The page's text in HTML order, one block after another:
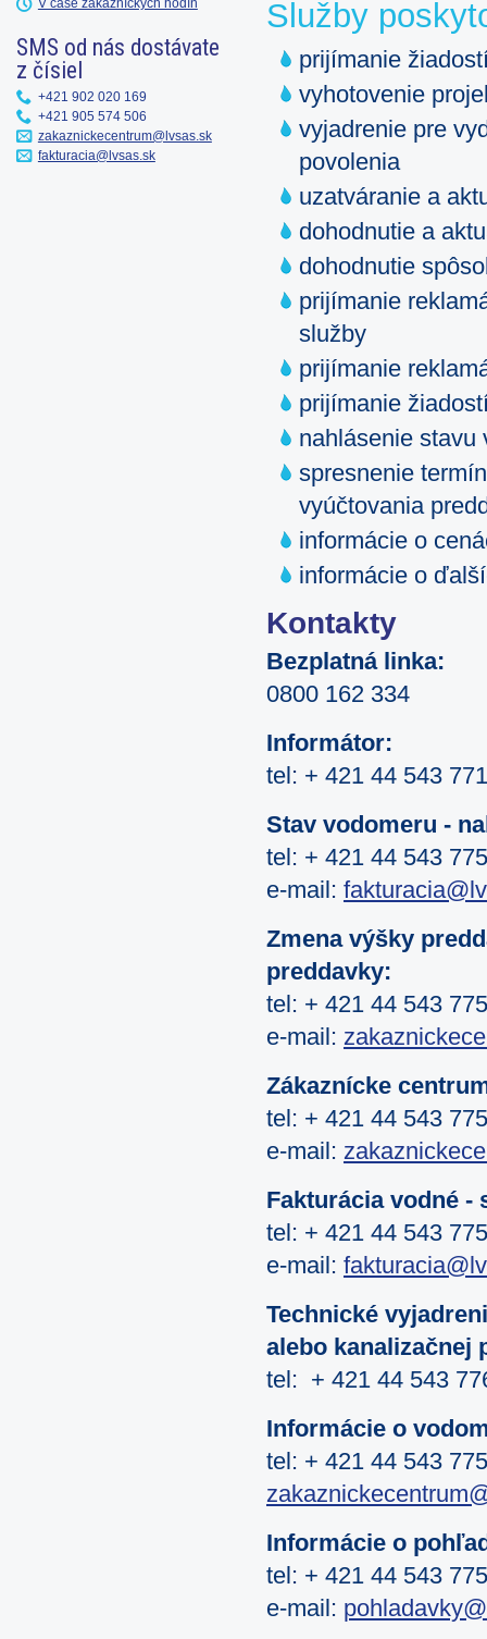
Služby
prijímanie
vyhotovenie
vyjadrenie pre
povolenia
uzatváranie a
dohodnutie a
dohodnutie
prijímanie
služby
prijímanie
prijímanie
nahlásenie stavu
spresnenie
vyúčtovania
informácie o
informácie o
Kontakty
Bezplatná linka:
0800 162 334
Informátor:
tel: + 421 44 543
Stav vodomeru -
tel: + 421 44 543
e-mail:
Zmena výšky
preddavky:
tel: + 421 44 543
e-mail:
Zákaznícke
tel: + 421 44 543
e-mail:
Fakturácia vodné -
tel: + 421 44 543
e-mail:
Technické
alebo kanalizačnej
tel: + 421 44 543
Informácie o
tel: + 421 44 543
Informácie o
tel: + 421 44 543
e-mail:
V čase zákazníckych hodín
SMS od nás dostávate
z čísiel
+421 902 020 169
+421 905 574 506
zakaznickecentrum@lvsas.sk
fakturacia@lvsas.sk